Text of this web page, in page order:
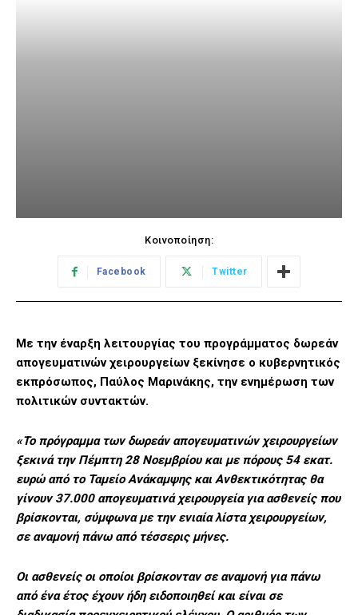
Κοινοποίηση:
Facebook Twitter
Με την έναρξη λειτουργίας του προγράμματος δωρεάν
απογευματινών χειρουργείων ξεκίνησε ο κυβερνητικός
εκπρόσωπος, Παύλος Μαρινάκης, την ενημέρωση των
πολιτικών συντακτών.
«Το πρόγραμμα των δωρεάν απογευματινών χειρουργείων
ξεκινά την Πέμπτη 28 Νοεμβρίου και με πόρους 54 εκατ.
ευρώ από το Ταμείο Ανάκαμψης και Ανθεκτικότητας θα
γίνουν 37.000 απογευματινά χειρουργεία για ασθενείς που
βρίσκονται, σύμφωνα με την ενιαία λίστα χειρουργείων,
σε αναμονή πάνω από τέσσερις μήνες.
Οι ασθενείς οι οποίοι βρίσκονταν σε αναμονή για πάνω
από ένα έτος έχουν ήδη ειδοποιηθεί και είναι σε